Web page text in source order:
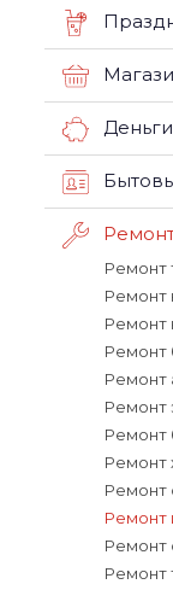
Ремонт
Ремонт
Ремонт
Ремонт
Ремонт
Ремонт
Ремонт
Ремонт
Ремонт
Ремонт
Ремонт
Ремонт